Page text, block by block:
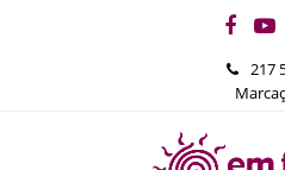
217